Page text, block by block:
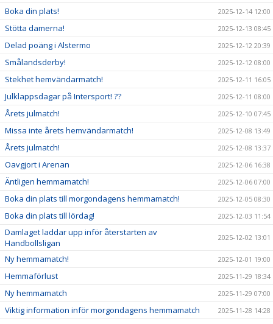
Boka din plats! 2025-12-14 12:00
Stötta damerna! 2025-12-13 08:45
Delad poäng i Alstermo 2025-12-12 20:39
Smålandsderby! 2025-12-12 08:00
Stekhet hemvändarmatch! 2025-12-11 16:05
Julklappsdagar på Intersport! ?? 2025-12-11 08:00
Årets julmatch! 2025-12-10 07:45
Missa inte årets hemvändarmatch! 2025-12-08 13:49
Årets julmatch! 2025-12-08 13:37
Oavgjort i Arenan 2025-12-06 16:38
Äntligen hemmamatch! 2025-12-06 07:00
Boka din plats till morgondagens hemmamatch! 2025-12-05 08:30
Boka din plats till lördag! 2025-12-03 11:54
Damlaget laddar upp inför återstarten av
Handbollsligan
2025-12-02 13:01
Ny hemmamatch! 2025-12-01 19:00
Hemmaförlust 2025-11-29 18:34
Ny hemmamatch 2025-11-29 07:00
Viktig information inför morgondagens hemmamatch 2025-11-28 14:28